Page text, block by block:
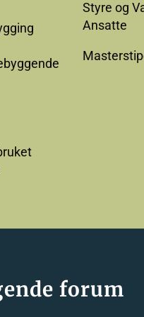
Styre og
Ansatte
forum